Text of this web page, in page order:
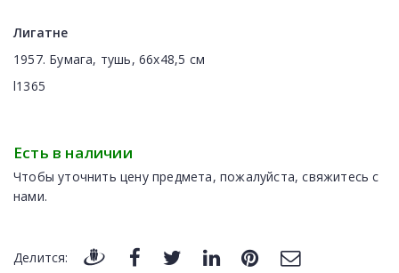
Лигатне
1957. Бумага, тушь, 66x48,5 см
l1365
Есть в наличии
Чтобы уточнить цену предмета, пожалуйста, свяжитесь с
нами.
Делится: